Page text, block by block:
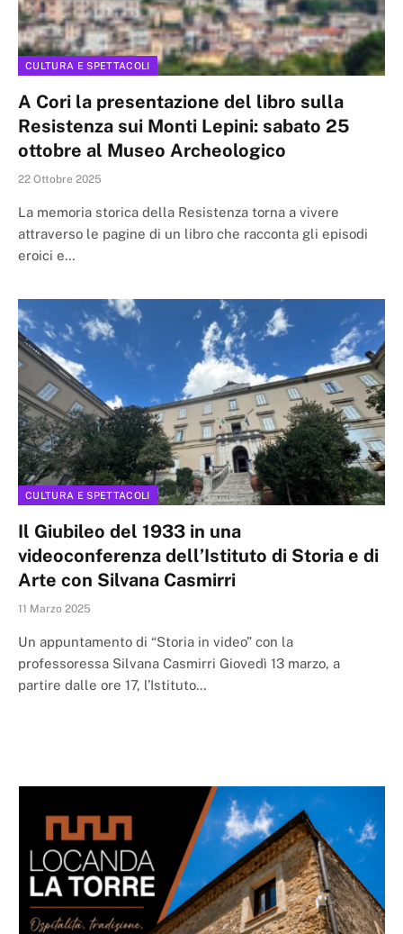
CULTURA E SPETTACOLI
A Cori la presentazione del libro sulla
Resistenza sui Monti Lepini: sabato 25
ottobre al Museo Archeologico
22 Ottobre 2025
La memoria storica della Resistenza torna a vivere
attraverso le pagine di un libro che racconta gli episodi
eroici e…
CULTURA E SPETTACOLI
Il Giubileo del 1933 in una
videoconferenza dell’Istituto di Storia e di
Arte con Silvana Casmirri
11 Marzo 2025
Un appuntamento di “Storia in video” con la
professoressa Silvana Casmirri Giovedì 13 marzo, a
partire dalle ore 17, l’Istituto…